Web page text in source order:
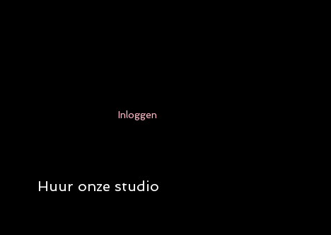
Inloggen
Huur onze studio